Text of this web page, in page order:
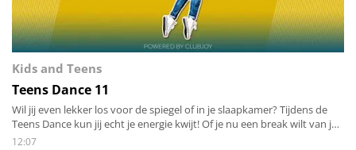
Kids and Teens
Teens Dance 11
Wil jij even lekker los voor de spiegel of in je slaapkamer? Tijdens de
Teens Dance kun jij echt je energie kwijt! Of je nu een break wilt van je
huiswerk of als je je broertje, zusje, vader of moeder even zat bent,
12:07